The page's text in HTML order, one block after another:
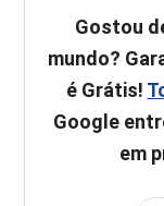
Gostou
mundo?
é Grátis!
Google
em